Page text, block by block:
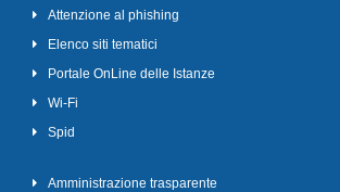
Attenzione al phishing
Elenco siti tematici
Portale OnLine delle Istanze
Wi-Fi
Spid
Amministrazione trasparente